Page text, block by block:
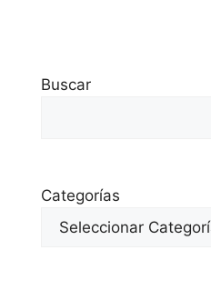
Buscar
Categorías